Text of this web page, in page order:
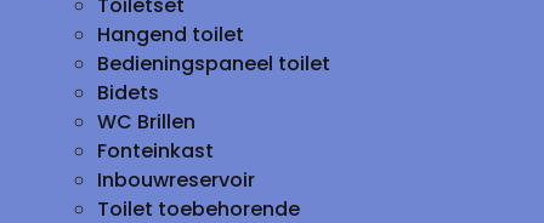
Hangend toilet
Bedieningspaneel toilet
Bidets
WC Brillen
Fonteinkast
Inbouwreservoir
Toilet toebehorende